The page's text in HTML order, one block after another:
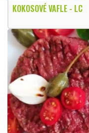
KOKOSOVÉ VAFLE - LC